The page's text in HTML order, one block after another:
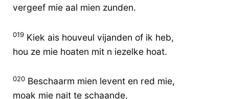
vergeef mie aal mien zunden.
019 Kiek ais houveul vijanden of ik heb,
hou ze mie hoaten mit n iezelke hoat.
020 Beschaarm mien levent en red mie,
moak mie nait te schaande,